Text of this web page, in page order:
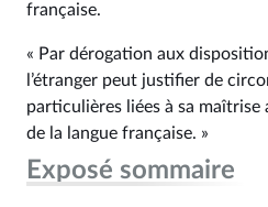
française.
« Par dérogation aux
l’étranger peut justifier de
particulières liées à sa
de la langue française. »
Exposé sommaire